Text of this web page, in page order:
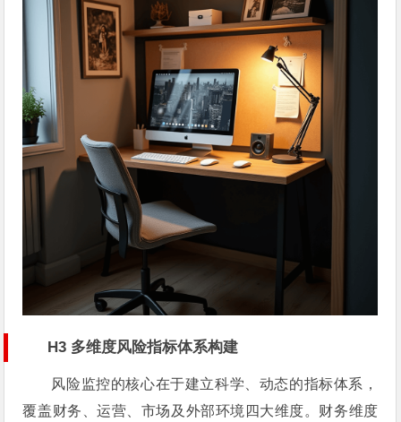
H3 多维度风险指标体系构建
风险监控的核心在于建立科学、动态的指标体系，
覆盖财务、运营、市场及外部环境四大维度。财务维度